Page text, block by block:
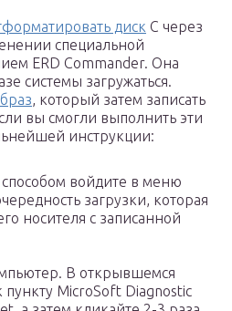
диск С через
специальной
ERD Commander. Она
системы загружаться.
, который затем записать
вы смогли выполнить эти
инструкции:
войдите в меню
загрузки, которая
носителя с записанной
В открывшемся
MicroSoft Diagnostic